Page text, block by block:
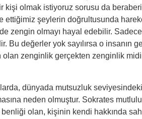
kişi olmak istiyoruz sorusu da
ettiğimiz şeylerin doğrultusunda
zengin olmayı hayal edebilir.
Bu değerler yok sayılırsa o insanın
olan zenginlik gerçekten zenginlik
dünyada mutsuzluk
neden olmuştur. Sokrates
olan, kişinin kendi hakkında